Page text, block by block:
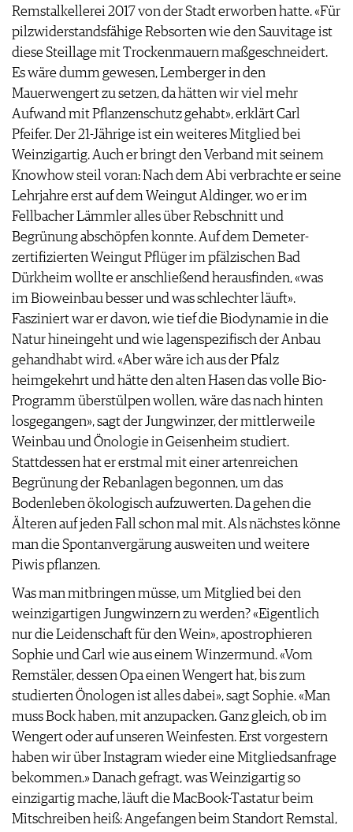
Remstalkellerei 2017 von der Stadt erworben hatte. «Für
pilzwiderstandsfähige Rebsorten wie den Sauvitage ist
diese Steillage mit Trockenmauern maßgeschneidert.
Es wäre dumm gewesen, Lemberger in den
Mauerwengert zu setzen, da hätten wir viel mehr
Aufwand mit Pflanzenschutz gehabt», erklärt Carl
Pfeifer. Der 21-Jährige ist ein weiteres Mitglied bei
Weinzigartig. Auch er bringt den Verband mit seinem
Knowhow steil voran: Nach dem Abi verbrachte er seine
Lehrjahre erst auf dem Weingut Aldinger, wo er im
Fellbacher Lämmler alles über Rebschnitt und
Begrünung abschöpfen konnte. Auf dem Demeter-
zertifizierten Weingut Pflüger im pfälzischen Bad
Dürkheim wollte er anschließend herausfinden, «was
im Bioweinbau besser und was schlechter läuft».
Fasziniert war er davon, wie tief die Biodynamie in die
Natur hineingeht und wie lagenspezifisch der Anbau
gehandhabt wird. «Aber wäre ich aus der Pfalz
heimgekehrt und hätte den alten Hasen das volle Bio-
Programm überstülpen wollen, wäre das nach hinten
losgegangen», sagt der Jungwinzer, der mittlerweile
Weinbau und Önologie in Geisenheim studiert.
Stattdessen hat er erstmal mit einer artenreichen
Begrünung der Rebanlagen begonnen, um das
Bodenleben ökologisch aufzuwerten. Da gehen die
Älteren auf jeden Fall schon mal mit. Als nächstes könne
man die Spontanvergärung ausweiten und weitere
Piwis pflanzen.
Was man mitbringen müsse, um Mitglied bei den
weinzigartigen Jungwinzern zu werden? «Eigentlich
nur die Leidenschaft für den Wein», apostrophieren
Sophie und Carl wie aus einem Winzermund. «Vom
Remstäler, dessen Opa einen Wengert hat, bis zum
studierten Önologen ist alles dabei», sagt Sophie. «Man
muss Bock haben, mit anzupacken. Ganz gleich, ob im
Wengert oder auf unseren Weinfesten. Erst vorgestern
haben wir über Instagram wieder eine Mitgliedsanfrage
bekommen.» Danach gefragt, was Weinzigartig so
einzigartig mache, läuft die MacBook-Tastatur beim
Mitschreiben heiß: Angefangen beim Standort Remstal,